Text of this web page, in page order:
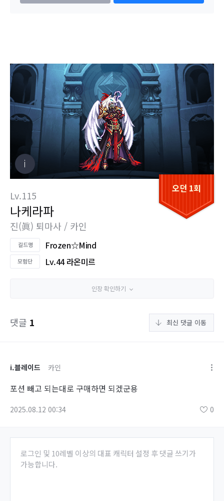
오던 1회
Lv.115
나케라파
진(眞) 퇴마사 / 카인
Frozen☆Mind
Lv.44 라온미르
인장 확인하기
댓글 1 최신 댓글 이동
i.블레이드 카인
포션 빼고 되는대로 구매하면 되겠군용
2025.08.12 00:34 0
로그인 및 10레벨 이상의 대표 캐릭터 설정 후 댓글 쓰기가
가능합니다.